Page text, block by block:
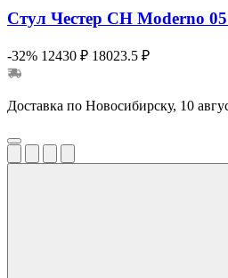
Стул Честер СН Moderno
-32% 12430 ₽ 18023.5 ₽
Доставка по Новосибирску, 10